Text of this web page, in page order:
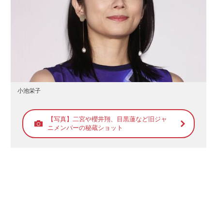
小池栄子
【写真】二宮や櫻井翔、目黒蓮など旧ジャ
ニメンバーの秘蔵ショット